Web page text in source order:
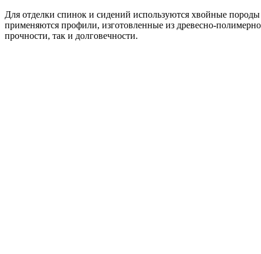
Для отделки спинок и сидений используются хвойные
применяются профили, изготовленные из древесно-
прочности, так и долговечности.